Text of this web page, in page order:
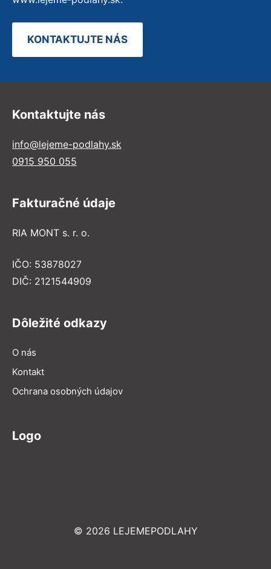
KONTAKTUJTE NÁS
Kontaktujte nás
info@lejeme-podlahy.sk
0915 950 055
Fakturačné údaje
RIA MONT s. r. o.
IČO: 53878027
DIČ: 2121544909
Dôležité odkazy
O nás
Kontakt
Ochrana osobných údajov
Logo
© 2026 LEJEMEPODLAHY